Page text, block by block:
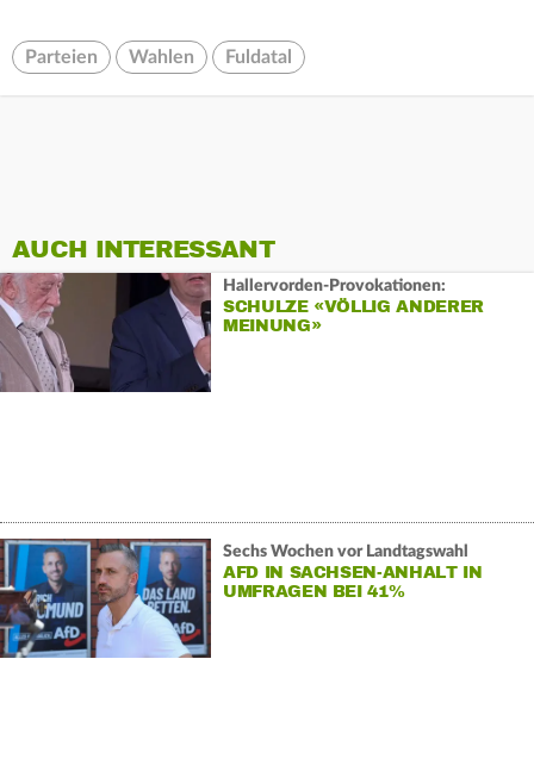
Parteien Wahlen Fuldatal
AUCH INTERESSANT
Hallervorden-Provokationen:
SCHULZE «VÖLLIG ANDERER
MEINUNG»
Sechs Wochen vor Landtagswahl
AFD IN SACHSEN-ANHALT IN
UMFRAGEN BEI 41%